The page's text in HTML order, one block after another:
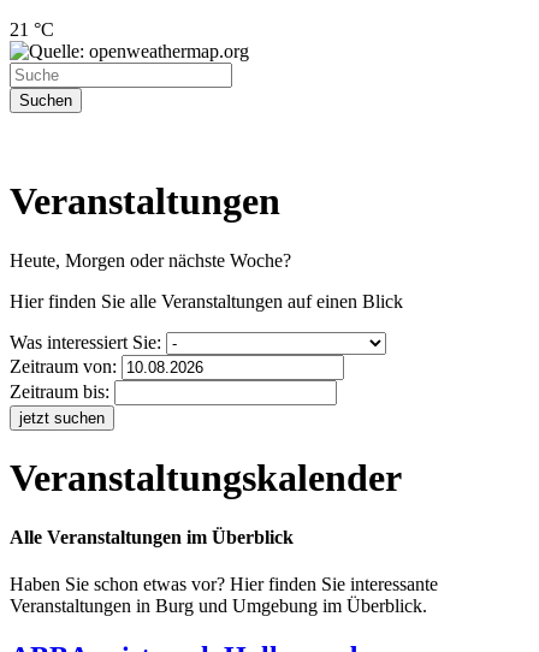
21 °C
Suchen
Veranstaltungen
Heute, Morgen oder nächste Woche?
Hier finden Sie alle Veranstaltungen auf einen Blick
Was interessiert Sie:
Zeitraum von:
Zeitraum bis:
jetzt suchen
Veranstaltungskalender
Alle Veranstaltungen im Überblick
Haben Sie schon etwas vor? Hier finden Sie interessante
Veranstaltungen in Burg und Umgebung im Überblick.